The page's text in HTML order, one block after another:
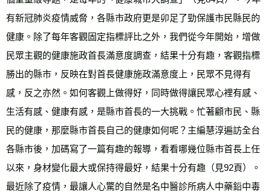
有新冠肺炎疫情威脅，各縣市政府更是卯足了勁保護市民縣民的
健康。除了每年客觀固定指標評比之外，我們從今年開始，增做
民眾主觀的健康施政首長滿意度調查，結果十分有趣，客觀指標
勝出的縣市，反映在對首長健康施政滿意度上，民眾不見得有
感，反之亦然。如何客觀上做得好，同時做得讓民眾心裡有感、
生活有感、健康有感，是縣市首長的一大挑戰。忙著顧市民、縣
民的健康，那麼縣市首長自己的健康如何呢？主編慧淳遍訪全台
各縣市後，加碼寫了一篇有趣的報導，看看哪幾位縣市首長上任
以來，身材變化最大或保持得最好，結果十分有趣（見92頁）。
最近除了疫情，最讓人心驚的自然是名中醫診所病人中藥鉛中毒